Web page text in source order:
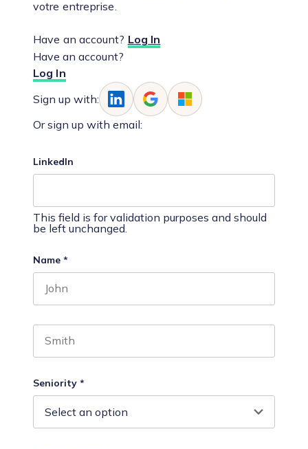
votre entreprise.
Have an account? Log In
Have an account?
Log In
Sign up with:
Or sign up with email:
LinkedIn
This field is for validation purposes and should
be left unchanged.
Name *
Seniority *